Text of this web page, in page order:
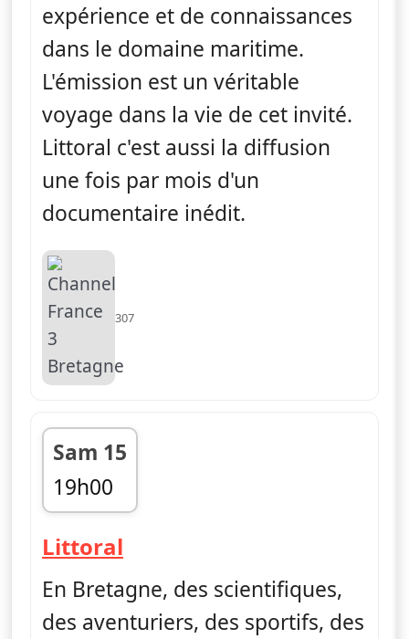
expérience et de connaissances
dans le domaine maritime.
L'émission est un véritable
voyage dans la vie de cet invité.
Littoral c'est aussi la diffusion
une fois par mois d'un
documentaire inédit.
307
Sam 15
19h00
fin 19h03
Littoral
En Bretagne, des scientifiques,
des aventuriers, des sportifs, des